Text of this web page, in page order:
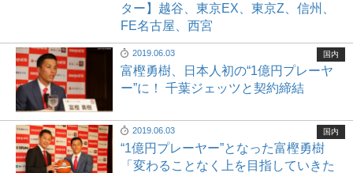
ター】越谷、東京EX、東京Z、信州、
FE名古屋、西宮
2019.06.03
富樫勇樹、日本人初の“1億円プレーヤ
ー”に！ 千葉ジェッツと契約締結
国内
2019.06.03
“1億円プレーヤー”となった富樫勇樹
「変わることなく上を目指していきた
国内